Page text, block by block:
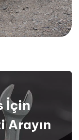
İçin
Arayın